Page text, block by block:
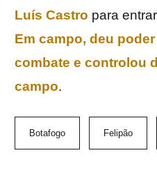
Luís Castro para
Em campo, deu
combate e controlou
campo.
Botafogo Felipão